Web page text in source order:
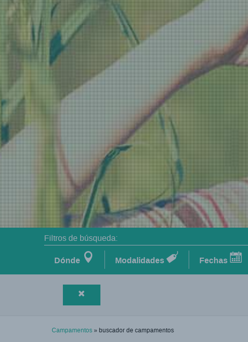
Filtros de búsqueda:
Dónde Modalidades Fechas
Campamentos» buscador de campamentos